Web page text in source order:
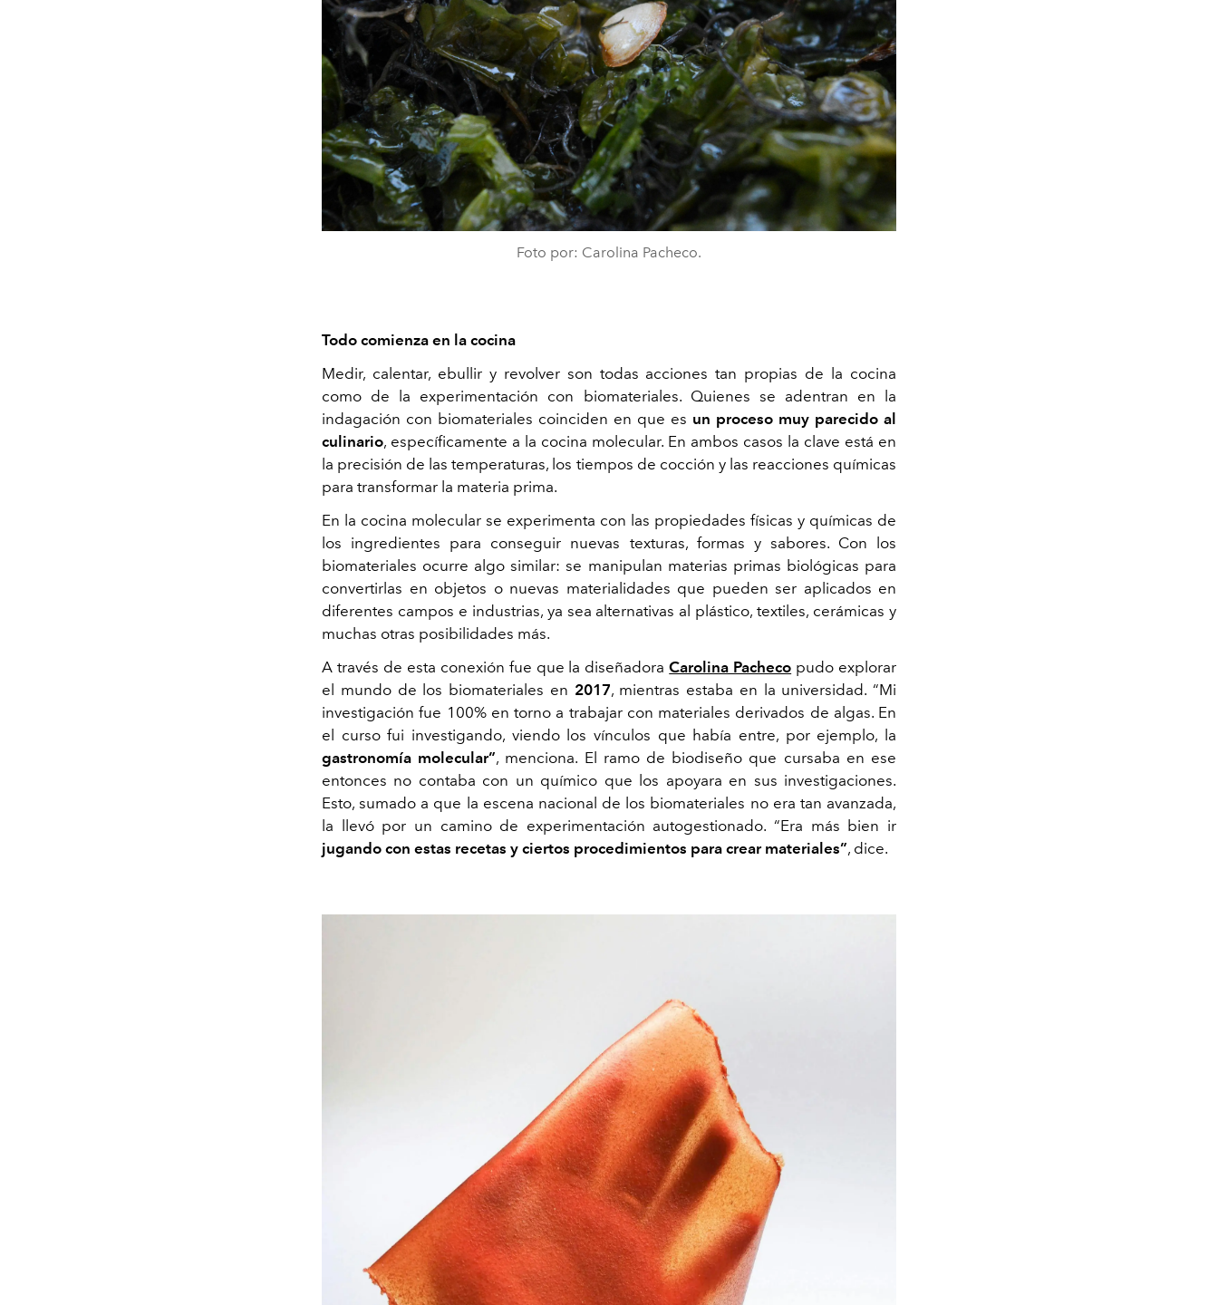
Foto por: Carolina Pacheco.
Todo comienza en la cocina
Medir, calentar, ebullir y revolver son todas acciones tan propias de la cocina
como de la experimentación con biomateriales. Quienes se adentran en la
indagación con biomateriales coinciden en que es un proceso muy parecido al
culinario, específicamente a la cocina molecular. En ambos casos la clave está en
la precisión de las temperaturas, los tiempos de cocción y las reacciones químicas
para transformar la materia prima.
En la cocina molecular se experimenta con las propiedades físicas y químicas de
los ingredientes para conseguir nuevas texturas, formas y sabores. Con los
biomateriales ocurre algo similar: se manipulan materias primas biológicas para
convertirlas en objetos o nuevas materialidades que pueden ser aplicados en
diferentes campos e industrias, ya sea alternativas al plástico, textiles, cerámicas y
muchas otras posibilidades más.
A través de esta conexión fue que la diseñadoraCarolina Pacheco pudo explorar
el mundo de los biomateriales en 2017, mientras estaba en la universidad. “Mi
investigación fue 100% en torno a trabajar con materiales derivados de algas. En
el curso fui investigando, viendo los vínculos que había entre, por ejemplo, la
gastronomía molecular”, menciona. El ramo de biodiseño que cursaba en ese
entonces no contaba con un químico que los apoyara en sus investigaciones.
Esto, sumado a que la escena nacional de los biomateriales no era tan avanzada,
la llevó por un camino de experimentación autogestionado. “Era más bien ir
jugando con estas recetas y ciertos procedimientos para crear materiales”, dice.